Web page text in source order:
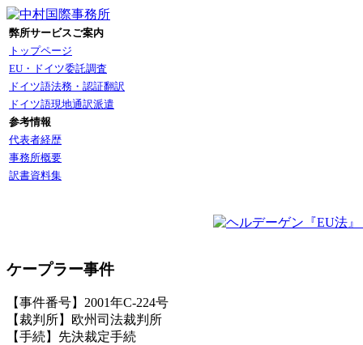
弊所サービスご案内
トップページ
EU・ドイツ委託調査
ドイツ語法務・認証翻訳
ドイツ語現地通訳派遣
参考情報
代表者経歴
事務所概要
訳書資料集
ケープラー事件
【事件番号】2001年C-224号
【裁判所】欧州司法裁判所
【手続】先決裁定手続